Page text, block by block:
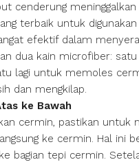
cenderung
terbaik untuk
efektif dalam
dua kain microfiber:
lagi untuk memoles
dan mengkilap.
ke Bawah
cermin, pastikan
ke cermin. Hal ini
bagian tepi cermin.